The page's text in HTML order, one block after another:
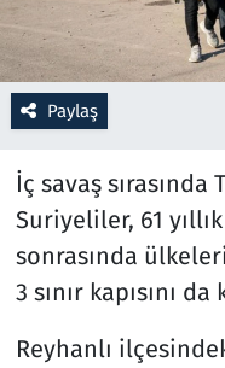
Paylaş
İç savaş sırasında
Suriyeliler, 61
sonrasında
3 sınır kapısını
Reyhanlı
Resmi İlanlar
Rüya Tabirleri
Savunma Sanayi
Seçim 2023